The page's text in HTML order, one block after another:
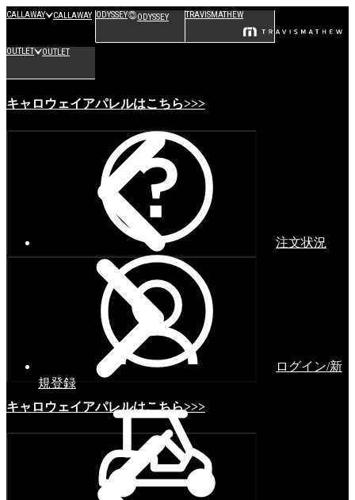
CALLAWAY CALLAWAY ODYSSEY ODYSSEY TRAVISMATHEW
OUTLET OUTLET
キャロウェイアパレルはこちら>>>
キャロウェイアパレルはこちら>>>
注文状況
ログイン/新
規登録